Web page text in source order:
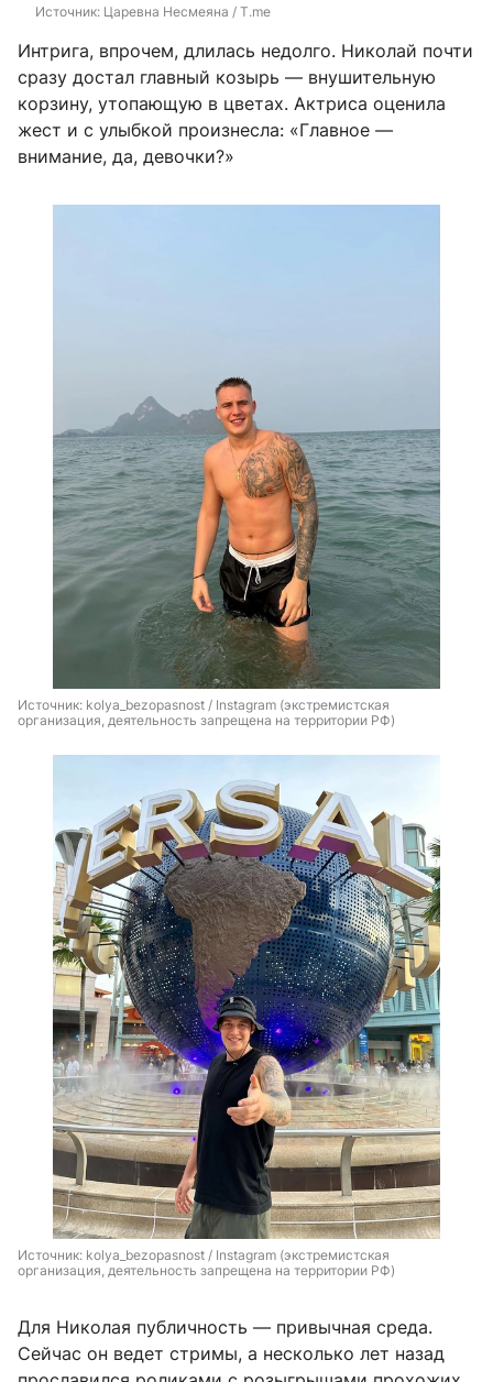
Источник: Царевна Несмеяна / T.me
Интрига, впрочем, длилась недолго. Николай почти
сразу достал главный козырь — внушительную
корзину, утопающую в цветах. Актриса оценила
жест и с улыбкой произнесла: «Главное —
внимание, да, девочки?»
Источник: kolya_bezopasnost / Instagram (экстремистская
организация, деятельность запрещена на территории РФ)
Источник: kolya_bezopasnost / Instagram (экстремистская
организация, деятельность запрещена на территории РФ)
Для Николая публичность — привычная среда.
Сейчас он ведет стримы, а несколько лет назад